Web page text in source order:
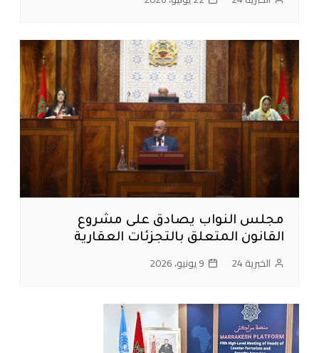
مجلس النواب يصادق على مشروع
القانون المتعلق بالتجزئات العقارية
الخبرية 24 9 يونيو، 2026